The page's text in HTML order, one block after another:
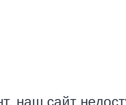
наш сайт